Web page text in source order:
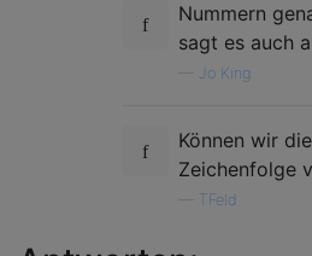
Nummern
sagt es auch
Jo King
Können wir
Zeichenfolge
TFeld